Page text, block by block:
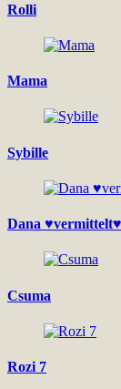
Rolli
Mama
Sybille
Dana
Csuma
Rozi 7